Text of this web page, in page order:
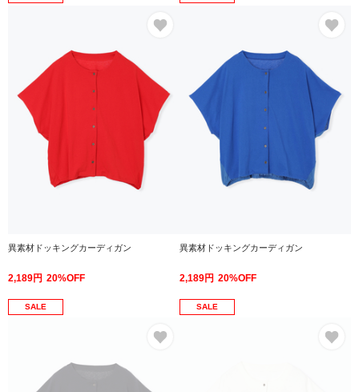
異素材ドッキングカーディガン
2,189円 20%OFF
異素材ドッキングカーディガン
2,189円 20%OFF
SALE SALE